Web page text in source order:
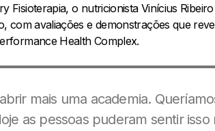
Fisioterapia, o nutricionista Vinícius
com avaliações e demonstrações que
Health Complex.
mais uma academia.
as pessoas puderam sentir